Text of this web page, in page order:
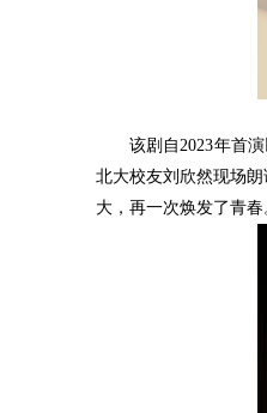
该剧自2023年首
北大校友刘欣然现场
大，再一次焕发了青